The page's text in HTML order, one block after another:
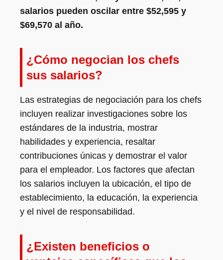
salarios pueden oscilar entre $52,595 y
$69,570 al año.
¿Cómo negocian los chefs
sus salarios?
Las estrategias de negociación para los chefs
incluyen realizar investigaciones sobre los
estándares de la industria, mostrar
habilidades y experiencia, resaltar
contribuciones únicas y demostrar el valor
para el empleador. Los factores que afectan
los salarios incluyen la ubicación, el tipo de
establecimiento, la educación, la experiencia
y el nivel de responsabilidad.
¿Existen beneficios o